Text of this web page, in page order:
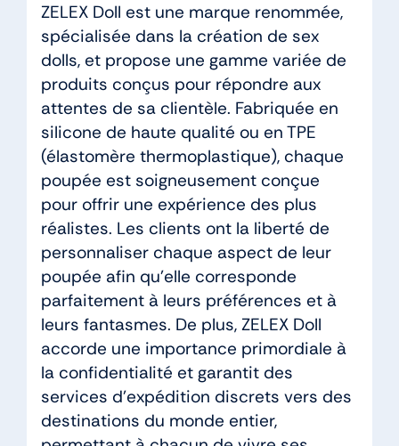
ZELEX Doll est une marque renommée,
spécialisée dans la création de sex
dolls, et propose une gamme variée de
produits conçus pour répondre aux
attentes de sa clientèle. Fabriquée en
silicone de haute qualité ou en TPE
(élastomère thermoplastique), chaque
poupée est soigneusement conçue
pour offrir une expérience des plus
réalistes. Les clients ont la liberté de
personnaliser chaque aspect de leur
poupée afin qu’elle corresponde
parfaitement à leurs préférences et à
leurs fantasmes. De plus, ZELEX Doll
accorde une importance primordiale à
la confidentialité et garantit des
services d’expédition discrets vers des
destinations du monde entier,